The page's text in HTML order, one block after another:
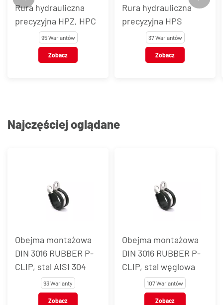
Rura hydrauliczna
precyzyjna HPZ, HPC
95 Wariantów
Zobacz
Rura hydrauliczna
precyzyjna HPS
37 Wariantów
Zobacz
Najczęściej oglądane
Obejma montażowa
DIN 3016 RUBBER P-
CLIP, stal AISI 304
93 Warianty
Zobacz
Obejma montażowa
DIN 3016 RUBBER P-
CLIP, stal węglowa
107 Wariantów
Zobacz